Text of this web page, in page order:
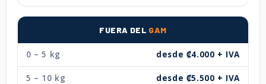
FUERA DEL GAM
0 – 5 kg desde ₡4.000 + IVA
5 – 10 kg desde ₡5.500 + IVA